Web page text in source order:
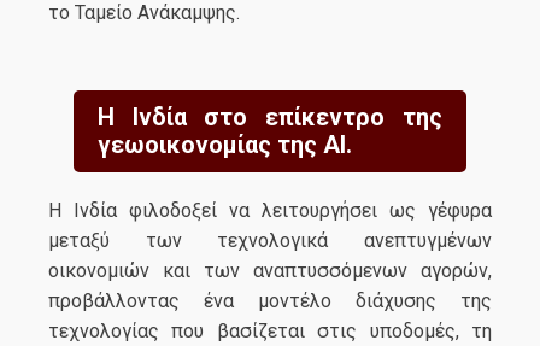
το Ταμείο Ανάκαμψης.
Η Ινδία στο επίκεντρο της
γεωοικονομίας της ΑΙ.
Η Ινδία φιλοδοξεί να λειτουργήσει ως γέφυρα
μεταξύ των τεχνολογικά ανεπτυγμένων
οικονομιών και των αναπτυσσόμενων αγορών,
προβάλλοντας ένα μοντέλο διάχυσης της
τεχνολογίας που βασίζεται στις υποδομές, τη